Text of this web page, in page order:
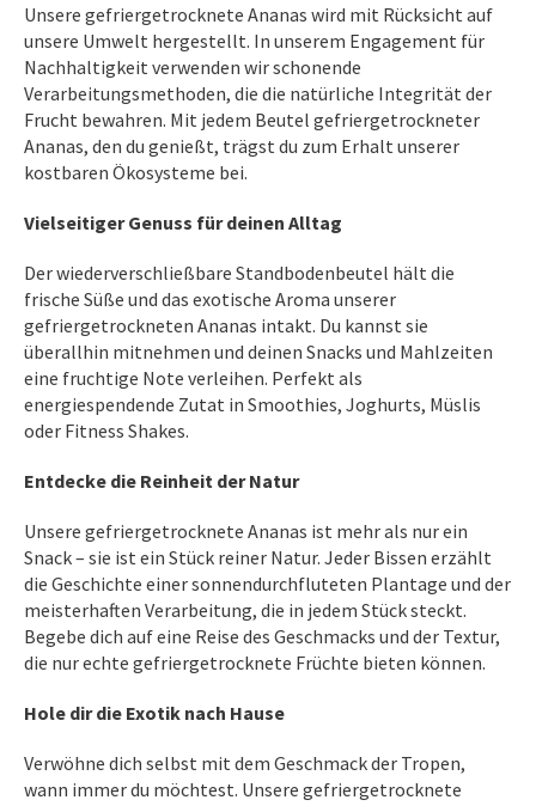
Unsere gefriergetrocknete Ananas wird mit Rücksicht auf
unsere Umwelt hergestellt. In unserem Engagement für
Nachhaltigkeit verwenden wir schonende
Verarbeitungsmethoden, die die natürliche Integrität der
Frucht bewahren. Mit jedem Beutel gefriergetrockneter
Ananas, den du genießt, trägst du zum Erhalt unserer
kostbaren Ökosysteme bei.
Vielseitiger Genuss für deinen Alltag
Der wiederverschließbare Standbodenbeutel hält die
frische Süße und das exotische Aroma unserer
gefriergetrockneten Ananas intakt. Du kannst sie
überallhin mitnehmen und deinen Snacks und Mahlzeiten
eine fruchtige Note verleihen. Perfekt als
energiespendende Zutat in Smoothies, Joghurts, Müslis
oder Fitness Shakes.
Entdecke die Reinheit der Natur
Unsere gefriergetrocknete Ananas ist mehr als nur ein
Snack – sie ist ein Stück reiner Natur. Jeder Bissen erzählt
die Geschichte einer sonnendurchfluteten Plantage und der
meisterhaften Verarbeitung, die in jedem Stück steckt.
Begebe dich auf eine Reise des Geschmacks und der Textur,
die nur echte gefriergetrocknete Früchte bieten können.
Hole dir die Exotik nach Hause
Verwöhne dich selbst mit dem Geschmack der Tropen,
wann immer du möchtest. Unsere gefriergetrocknete